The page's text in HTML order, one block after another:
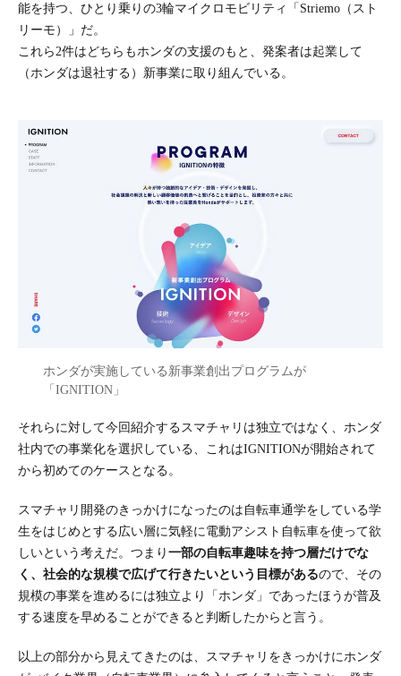
能を持つ、ひとり乗りの3輪マイクロモビリティ「Striemo（スト
リーモ）」だ。
これら2件はどちらもホンダの支援のもと、発案者は起業して
（ホンダは退社する）新事業に取り組んでいる。
ホンダが実施している新事業創出プログラムが
「IGNITION」
それらに対して今回紹介するスマチャリは独立ではなく、ホンダ
社内での事業化を選択している、これはIGNITIONが開始されて
から初めてのケースとなる。
スマチャリ開発のきっかけになったのは自転車通学をしている学
生をはじめとする広い層に気軽に電動アシスト自転車を使って欲
しいという考えだ。つまり 一部の自転車趣味を持つ層だけでな
く、社会的な規模で広げて行きたいという目標があるので、その
規模の事業を進めるには独立より「ホンダ」であったほうが普及
する速度を早めることができると判断したからと言う。
以上の部分から見えてきたのは、スマチャリをきっかけにホンダ